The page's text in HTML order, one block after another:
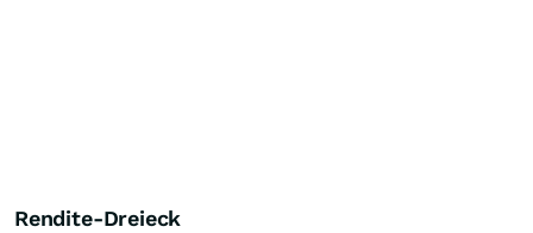
Rendite-Dreieck